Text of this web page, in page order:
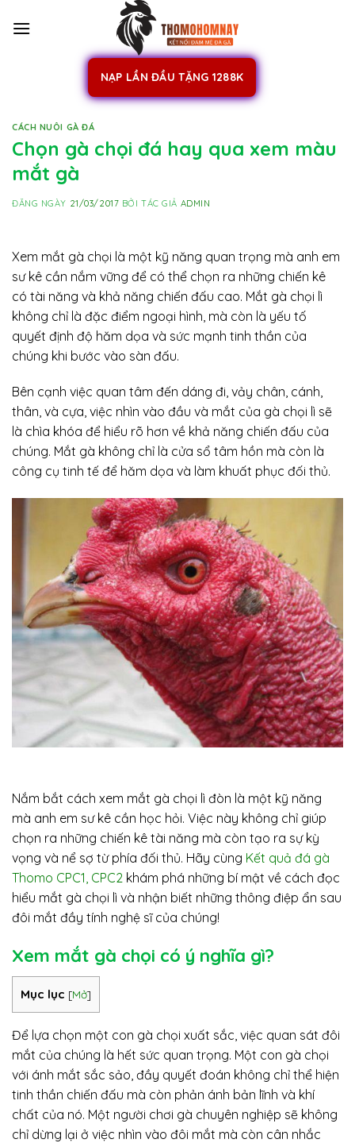
NẠP LẦN ĐẦU TẶNG 1288K
CÁCH NUÔI GÀ ĐÁ
Chọn gà chọi đá hay qua xem màu
mắt gà
ĐĂNG NGÀY 21/03/2017 BỞI TÁC GIẢ ADMIN
Xem mắt gà chọi là một kỹ năng quan trọng mà anh em
sư kê cần nắm vững để có thể chọn ra những chiến kê
có tài năng và khả năng chiến đấu cao. Mắt gà chọi lì
không chỉ là đặc điểm ngoại hình, mà còn là yếu tố
quyết định độ hăm dọa và sức mạnh tinh thần của
chúng khi bước vào sàn đấu.
Bên cạnh việc quan tâm đến dáng đi, vảy chân, cánh,
thân, và cựa, việc nhìn vào đầu và mắt của gà chọi lì sẽ
là chìa khóa để hiểu rõ hơn về khả năng chiến đấu của
chúng. Mắt gà không chỉ là cửa sổ tâm hồn mà còn là
công cụ tinh tế để hăm dọa và làm khuất phục đối thủ.
Nắm bắt cách xem mắt gà chọi lì đòn là một kỹ năng
mà anh em sư kê cần học hỏi. Việc này không chỉ giúp
chọn ra những chiến kê tài năng mà còn tạo ra sự kỳ
vọng và nể sợ từ phía đối thủ. Hãy cùng Kết quả đá gà
Thomo CPC1, CPC2 khám phá những bí mật về cách đọc
hiểu mắt gà chọi lì và nhận biết những thông điệp ẩn sau
đôi mắt đầy tính nghệ sĩ của chúng!
Xem mắt gà chọi có ý nghĩa gì?
Mục lục [Mở]
Để lựa chọn một con gà chọi xuất sắc, việc quan sát đôi
mắt của chúng là hết sức quan trọng. Một con gà chọi
với ánh mắt sắc sảo, đầy quyết đoán không chỉ thể hiện
tinh thần chiến đấu mà còn phản ánh bản lĩnh và khí
chất của nó. Một người chơi gà chuyên nghiệp sẽ không
chỉ dừng lại ở việc nhìn vào đôi mắt mà còn cân nhắc